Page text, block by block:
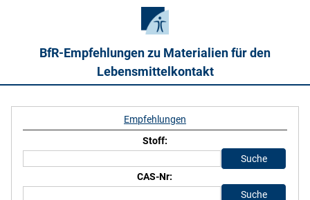
BfR-Empfehlungen zu Materialien für den
Lebensmittelkontakt
Empfehlungen
Stoff:
CAS-Nr: